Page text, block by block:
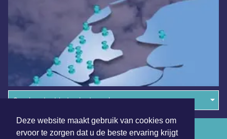
Deze website maakt gebruik van cookies om
ervoor te zorgen dat u de beste ervaring krijgt
Overige dagbladen in de regio
Algemene voorwaarden